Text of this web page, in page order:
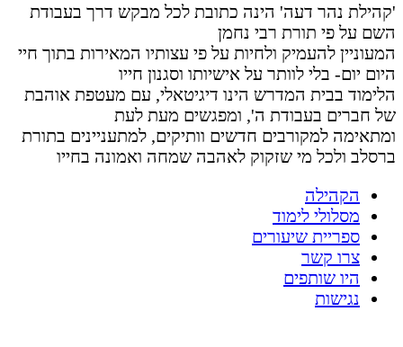
'קהילת נהר דעה' הינה כתובת לכל מבקש דרך בעבודת
השם על פי תורת רבי נחמן
המעוניין להעמיק ולחיות על פי עצותיו המאירות בתוך חיי
היום יום- בלי לוותר על אישיותו וסגנון חייו
הלימוד בבית המדרש הינו דיגיטאלי, עם מעטפת אוהבת
של חברים בעבודת ה', ומפגשים מעת לעת
ומתאימה למקורבים חדשים וותיקים, למתעניינים בתורת
ברסלב ולכל מי שזקוק לאהבה שמחה ואמונה בחייו
הקהילה
מסלולי לימוד
ספריית שיעורים
צרו קשר
היו שותפים
נגישות